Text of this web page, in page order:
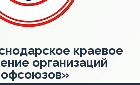
краевое
организаций